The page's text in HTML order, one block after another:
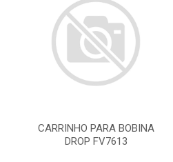
CARRINHO PARA BOBINA
DROP FV7613